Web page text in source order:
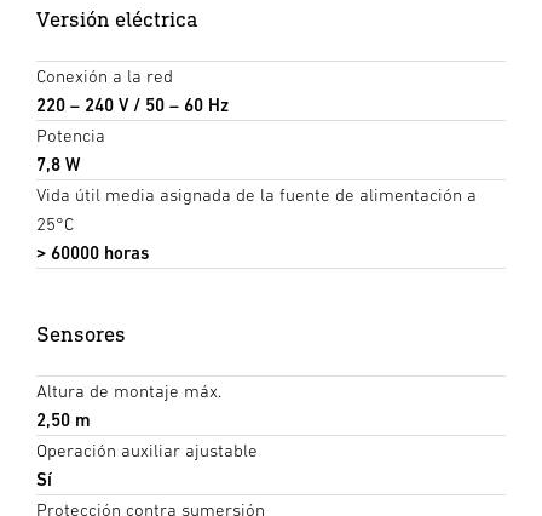
Versión eléctrica
Conexión a la red
220 – 240 V / 50 – 60 Hz
Potencia
7,8 W
Vida útil media asignada de la fuente de alimentación a
25°C
> 60000 horas
Sensores
Altura de montaje máx.
2,50 m
Operación auxiliar ajustable
Sí
Protección contra sumersión